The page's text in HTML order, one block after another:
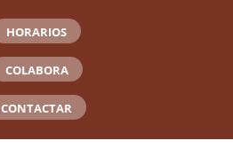
HORARIOS
COLABORA
CONTACTAR